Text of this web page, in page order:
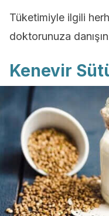
Tüketimiyle ilgili
doktorunuza
Kenevir